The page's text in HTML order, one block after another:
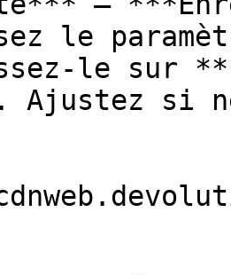
le
le sur
Ajustez si